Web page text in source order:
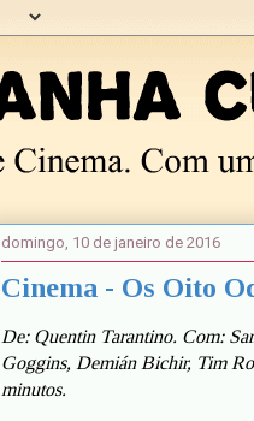
domingo, 10 de janeiro de 2016
Cinema - Os Oito
De: Quentin Tarantino. Com:
Goggins, Demián Bichir, Tim
minutos.